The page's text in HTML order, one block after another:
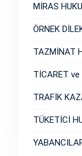
MİRAS
ÖRNEK
TAZMİNAT
TİCARET ve
TRAFİK
TÜKETİCİ